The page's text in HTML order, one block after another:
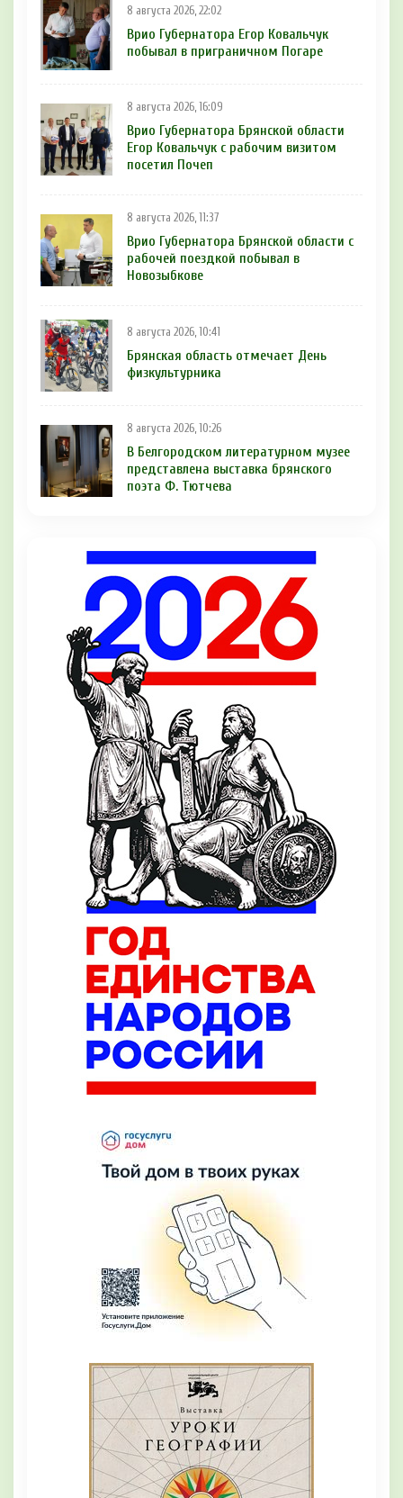
8 августа 2026, 22:02
Врио Губернатора Егор Ковальчук
побывал в приграничном Погаре
8 августа 2026, 16:09
Врио Губернатора Брянской области
Егор Ковальчук с рабочим визитом
посетил Почеп
8 августа 2026, 11:37
Врио Губернатора Брянской области с
рабочей поездкой побывал в
Новозыбкове
8 августа 2026, 10:41
Брянская область отмечает День
физкультурника
8 августа 2026, 10:26
В Белгородском литературном музее
представлена выставка брянского
поэта Ф. Тютчева